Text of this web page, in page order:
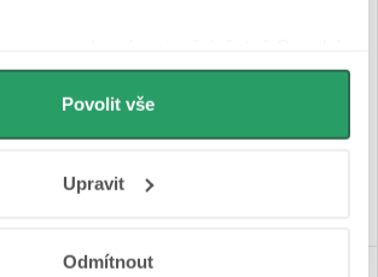
cookies pro analytiku a
reklamu. Jak Google zpracovává
na stránkách
Povolit vše
Upravit
Odmítnout
Na cestě
8 380 Kč
PRODLOUŽENÁ ZÁRUKA